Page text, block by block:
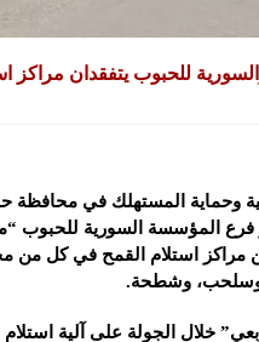
والسورية للحبوب يتفقدان
وحماية المستهلك في محافظة
فرع المؤسسة السورية للحبوب
استلام القمح في كل من
وسلحب، وشطحة.
خلال الجولة على آلية استلام